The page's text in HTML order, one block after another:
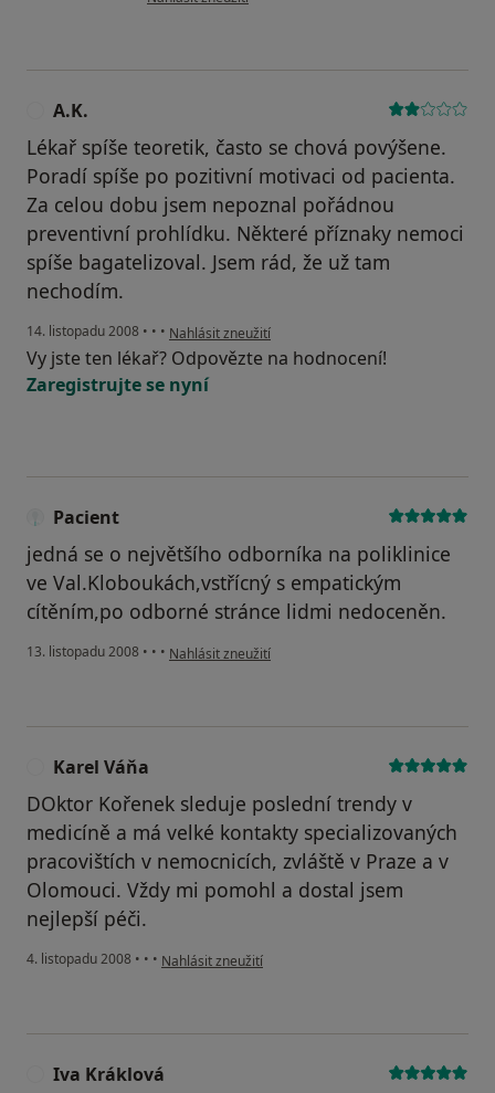
A.K.
Lékař spíše teoretik, často se chová povýšene.
Poradí spíše po pozitivní motivaci od pacienta.
Za celou dobu jsem nepoznal pořádnou
preventivní prohlídku. Některé příznaky nemoci
spíše bagatelizoval. Jsem rád, že už tam
nechodím.
14. listopadu 2008 • • • podle názoru uživatele A.K.
Nahlásit zneužití
Vy jste ten lékař? Odpovězte na hodnocení!
Zaregistrujte se nyní
Pacient
jedná se o největšího odborníka na poliklinice
ve Val.Kloboukách,vstřícný s empatickým
cítěním,po odborné stránce lidmi nedoceněn.
13. listopadu 2008 • • • podle názoru uživatele Pacient
Nahlásit zneužití
Karel Váňa
DOktor Kořenek sleduje poslední trendy v
medicíně a má velké kontakty specializovaných
pracovištích v nemocnicích, zvláště v Praze a v
Olomouci. Vždy mi pomohl a dostal jsem
nejlepší péči.
4. listopadu 2008 • • • podle názoru uživatele Karel Váňa
Nahlásit zneužití
Iva Kráklová